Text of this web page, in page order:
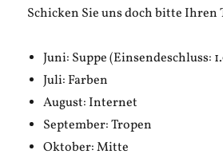
Schicken Sie uns doch bitte Ihren
Juni: Suppe (Einsendeschluss:
Juli: Farben
August: Internet
September: Tropen
Oktober: Mitte